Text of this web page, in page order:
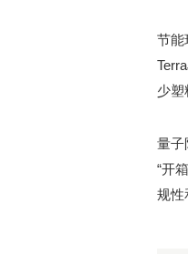
节能
少塑
量子
“开
规性